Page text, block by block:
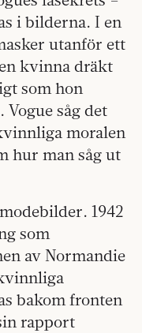
i bilderna. I en
utanför ett
kvinna dräkt
som hon
såg det
moralen
hur man såg ut
1942
som
av Normandie
bakom fronten
rapport